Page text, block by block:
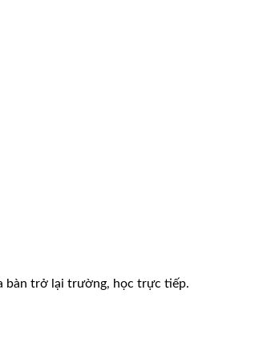
bàn trở lại trường, học trực tiếp.